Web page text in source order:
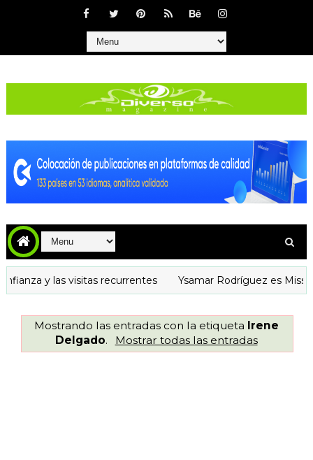
y las visitas recurrentes Ysamar Rodríguez es Miss
Mostrando las entradas con la etiqueta Irene
Delgado. Mostrar todas las entradas